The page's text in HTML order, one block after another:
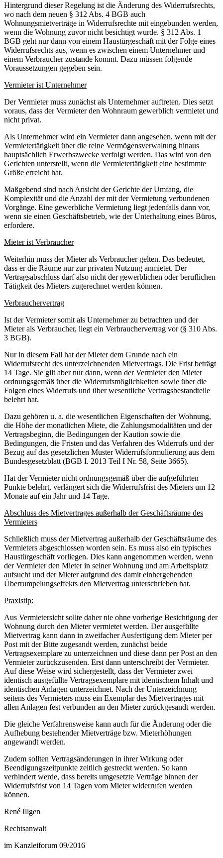
Hintergrund dieser Regelung ist die Änderung des Widerrufsrechts,
wo nach dem neuen § 312 Abs. 4 BGB auch
Wohnungsmietverträge in Widerrufsrechte mit eingebunden werden,
wenn die Wohnung zuvor nicht besichtigt wurde. § 312 Abs. 1
BGB geht nur dann von einem Haustürgeschäft mit der Folge eines
Widerrufsrechts aus, wenn es zwischen einem Unternehmer und
einem Verbraucher zustande kommt. Dazu müssen folgende
Voraussetzungen gegeben sein.
Vermieter ist Unternehmer
Der Vermieter muss zunächst als Unternehmer auftreten. Dies setzt
voraus, dass der Vermieter den Wohnraum gewerblich vermietet und
nicht privat.
Als Unternehmer wird ein Vermieter dann angesehen, wenn mit der
Vermietertätigkeit über die reine Vermögensverwaltung hinaus
hauptsächlich Erwerbszwecke verfolgt werden. Das wird von den
Gerichten unterstellt, wenn die Vermietertätigkeit eine bestimmte
Größe erreicht hat.
Maßgebend sind nach Ansicht der Gerichte der Umfang, die
Komplexität und die Anzahl der mit der Vermietung verbundenen
Vorgänge. Eine gewerbliche Vermietung liegt jedenfalls dann vor,
wenn sie einen Geschäftsbetrieb, wie der Unterhaltung eines Büros,
erfordere.
Mieter ist Verbraucher
Weiterhin muss der Mieter als Verbraucher gelten. Das bedeutet,
dass er die Räume nur zur privaten Nutzung anmietet. Der
Vertragsabschluss darf also nicht der gewerblichen oder beruflichen
Tätigkeit des Mieters zugerechnet werden können.
Verbrauchervertrag
Ist der Vermieter somit als Unternehmer zu betrachten und der
Mieter als Verbraucher, liegt ein Verbrauchervertrag vor (§ 310 Abs.
3 BGB).
Nur in diesem Fall hat der Mieter dem Grunde nach ein
Widerrufsrecht des unterzeichnenden Mietvertrags. Die Frist beträgt
14 Tage. Sie gilt aber nur dann, wenn der Vermieter den Mieter
ordnungsgemäß über die Widerrufsmöglichkeiten sowie über die
Folgen eines Widerrufs und über wesentliche Vertragsbestandteile
belehrt hat.
Dazu gehören u. a. die wesentlichen Eigenschaften der Wohnung,
die Höhe der monatlichen Miete, die Zahlungsmodalitäten und der
Vertragsbeginn, die Bedingungen der Kaution sowie die
Bedingungen, die Fristen und das Verfahren des Widerrufs und der
Bezug auf das gesetzlichen Muster Widerrufsformulierung aus dem
Bundesgesetzblatt (BGB I. 2013 Teil I Nr. 58, Seite 3665).
Hat der Vermieter nicht ordnungsgemäß über die aufgeführten
Punkte belehrt, verlängert sich die Widerrufsfrist des Mieters um 12
Monate auf ein Jahr und 14 Tage.
Abschluss des Mietvertrages außerhalb der Geschäftsräume des
Vermieters
Schließlich muss der Mietvertrag außerhalb der Geschäftsräume des
Vermieters abgeschlossen worden sein. Es muss also ein typisches
Haustürgeschäft vorliegen. Dies kann angenommen werden, wenn
der Vermieter den Mieter in seiner Wohnung und am Arbeitsplatz
aufsucht und der Mieter aufgrund des damit einhergehenden
Überrumpelungseffekts den Mietvertrag unterschrieben hat.
Praxistip:
Aus Vermietersicht sollte daher nie ohne vorherige Besichtigung der
Wohnung durch den Mieter vermietet werden. Der ausgefüllte
Mietvertrag kann dann in zweifacher Ausfertigung dem Mieter per
Post mit der Bitte zugesandt werden, zunächst beide
Vertragsexemplare zu unterzeichnen und diese dann per Post an den
Vermieter zurückzusenden. Erst dann unterschreibt der Vermieter.
Auf diese Weise wird sichergestellt, dass der Vermieter zwei
identisch ausgefüllte Vertragsexemplare mit identischem Inhalt und
identischen Anlagen unterzeichnet. Nach der Unterzeichnung
seitens des Vermieters muss ein Exemplar des Mietvertrages mit
allen Anlagen fest verbunden an den Mieter zurückgesandt werden.
Die gleiche Verfahrensweise kann auch für die Änderung oder die
Aufhebung bestehender Mietverträge bzw. Mieterhöhungen
angewandt werden.
Zudem sollten Vertragsänderungen in ihrer Wirkung oder
Beendigungszeitpunkte zeitlich gestreckt werden. So kann
verhindert werde, dass bereits umgesetzte Verträge binnen der
Widerrufsfrist von 14 Tagen vom Mieter widerrufen werden
können.
René Illgen
Rechtsanwalt
im Kanzleiforum 09/2016